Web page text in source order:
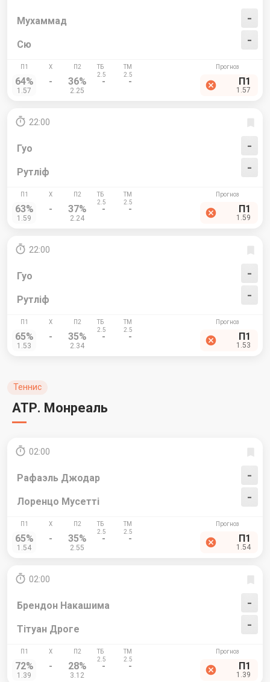
Мухаммад
-
-
Сю
64%
1.57
- 36%
2.25
- - П1
1.57
22:00
Гуо
-
-
Рутліф
63%
1.59
- 37%
2.24
- - П1
1.59
22:00
Гуо
-
-
Рутліф
65%
1.53
- 35%
2.34
- - П1
1.53
Теннис
АТР. Монреаль
02:00
Рафаэль Джодар
-
-
Лоренцо Мусетті
65%
1.54
- 35%
2.55
- - П1
1.54
02:00
Брендон Накашима
-
-
Тітуан Дроге
72%
1.39
- 28%
3.12
- - П1
1.39